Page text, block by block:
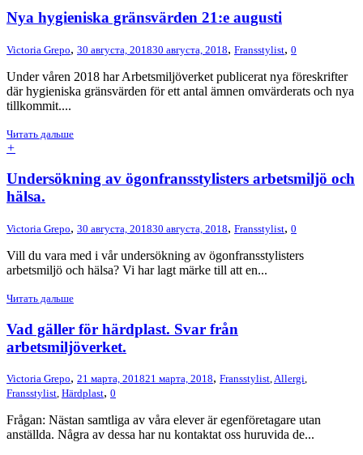
Nya hygieniska gränsvärden 21:e augusti
Victoria Grepo, 30 августа, 201830 августа, 2018, Fransstylist, 0
Under våren 2018 har Arbetsmiljöverket publicerat nya föreskrifter
där hygieniska gränsvärden för ett antal ämnen omvärderats och nya
tillkommit....
Читать дальше
+
Undersökning av ögonfransstylisters arbetsmiljö och
hälsa.
Victoria Grepo, 30 августа, 201830 августа, 2018, Fransstylist, 0
Vill du vara med i vår undersökning av ögonfransstylisters
arbetsmiljö och hälsa? Vi har lagt märke till att en...
Читать дальше
Vad gäller för härdplast. Svar från
arbetsmiljöverket.
Victoria Grepo, 21 марта, 201821 марта, 2018, Fransstylist,Allergi,
Fransstylist, Härdplast, 0
Frågan: Nästan samtliga av våra elever är egenföretagare utan
anställda. Några av dessa har nu kontaktat oss huruvida de...